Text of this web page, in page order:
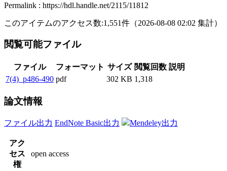
Permalink : https://hdl.handle.net/2115/11812
このアイテムのアクセス数:1,551件 （2026-08-08 02:02 集計）
閲覧可能ファイル
ファイル フォーマット サイズ 閲覧回数 説明
7(4)_p486-490 pdf 302 KB 1,318
論文情報
ファイル出力 EndNote Basic出力 Mendeley出力
アク
セス
権
open access